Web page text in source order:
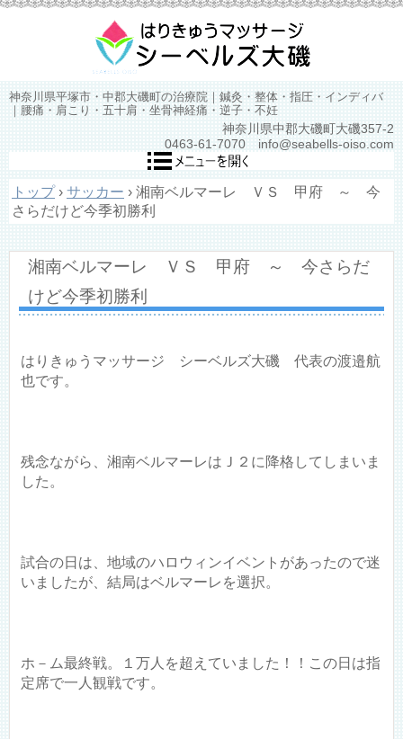
神奈川県平塚市・中郡大磯町の治療院｜鍼灸・整体・指圧・インディバ
｜腰痛・肩こり・五十肩・坐骨神経痛・逆子・不妊
神奈川県中郡大磯町大磯357-2
0463-61-7070 info@seabells-oiso.com
トップ › サッカー › 湘南ベルマーレ ＶＳ 甲府 ～ 今
さらだけど今季初勝利
湘南ベルマーレ ＶＳ 甲府 ～ 今さらだ
けど今季初勝利
はりきゅうマッサージ シーベルズ大磯 代表の渡邉航
也です。
残念ながら、湘南ベルマーレはＪ２に降格してしまいま
した。
試合の日は、地域のハロウィンイベントがあったので迷
いましたが、結局はベルマーレを選択。
ホ－ム最終戦。１万人を超えていました！！この日は指
定席で一人観戦です。